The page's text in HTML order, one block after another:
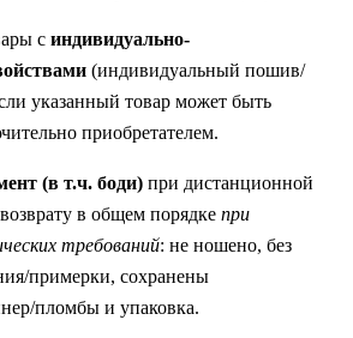
синдивидуально-
(индивидуальный пошив/
указанный товар может быть
приобретателем.
(в т.ч. боди) при дистанционной
в общем порядкепри
требований: не ношено, без
примерки, сохранены
пломбы и упаковка.